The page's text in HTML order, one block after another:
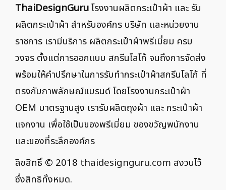
ThaiDesignGuruโรงงานผลิตกระเป๋าผ้า และ รับ
ผลิตกระเป๋าผ้า สำหรับองค์กร บริษัท และหน่วยงาน
ราชการ เรามีบริการ ผลิตกระเป๋าผ้าพรีเมี่ยม ครบ
วงจร ตั้งแต่การออกแบบ สกรีนโลโก้ จนถึงการจัดส่ง
พร้อมให้คำปรึกษาในการรับทำกระเป๋าผ้าสกรีนโลโก้ ที่
ตรงกับภาพลักษณ์แบรนด์ โดยโรงงานกระเป๋าผ้า
OEM มาตรฐานสูง เรารับผลิตถุงผ้า และ กระเป๋าผ้า
แจกงาน เพื่อใช้เป็นของพรีเมี่ยม ของขวัญพนักงาน
และของที่ระลึกองค์กร
ลิขสิทธิ์ © 2018 thaidesignguru.com สงวนไว้
ซึ่งสิทธิทั้งหมด.